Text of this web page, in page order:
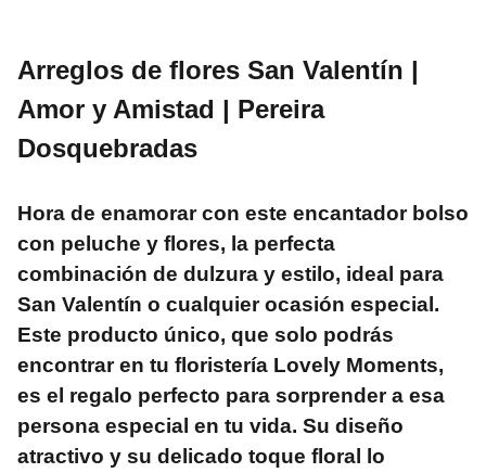
Arreglos de flores San Valentín |
Amor y Amistad | Pereira
Dosquebradas
Hora de enamorar con este encantador bolso
con peluche y flores, la perfecta
combinación de dulzura y estilo, ideal para
San Valentín o cualquier ocasión especial.
Este producto único, que solo podrás
encontrar en tu floristería Lovely Moments,
es el regalo perfecto para sorprender a esa
persona especial en tu vida. Su diseño
atractivo y su delicado toque floral lo